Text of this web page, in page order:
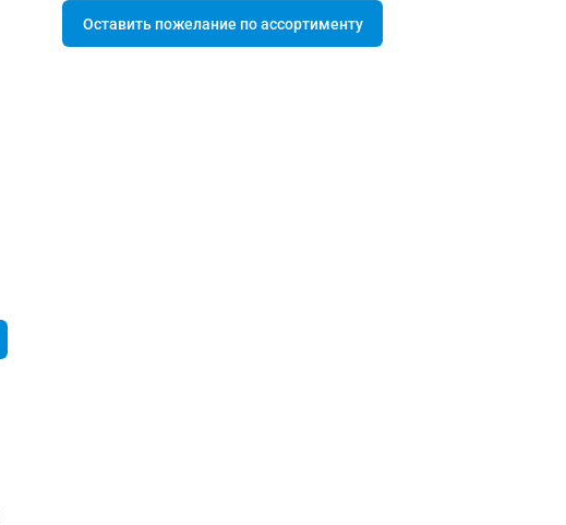
Оставить пожелание по ассортименту